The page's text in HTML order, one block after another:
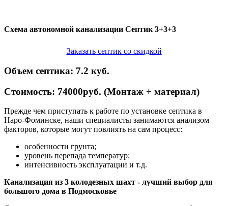
Схема автономной канализации Септик 3+3+3
Заказать септик со скидкой
Объем септика: 7.2 куб.
Стоимость: 74000руб. (Монтаж + материал)
Прежде чем приступать к работе по установке септика в
Наро-Фоминске, наши специалисты занимаются анализом
факторов, которые могут повлиять на сам процесс:
особенности грунта;
уровень перепада температур;
интенсивность эксплуатации и т.д.
Канализация из 3 колодезных шахт - лучший выбор для
большого дома в Подмосковье